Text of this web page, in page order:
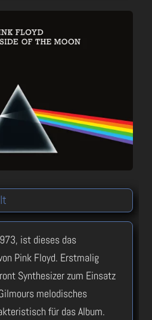
ist dieses das
Pink Floyd. Erstmalig
Synthesizer zum Einsatz
melodisches
für das Album.